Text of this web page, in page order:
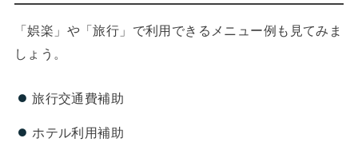
「娯楽」や「旅行」で利用できるメニュー例も見てみま
しょう。
旅行交通費補助
ホテル利用補助